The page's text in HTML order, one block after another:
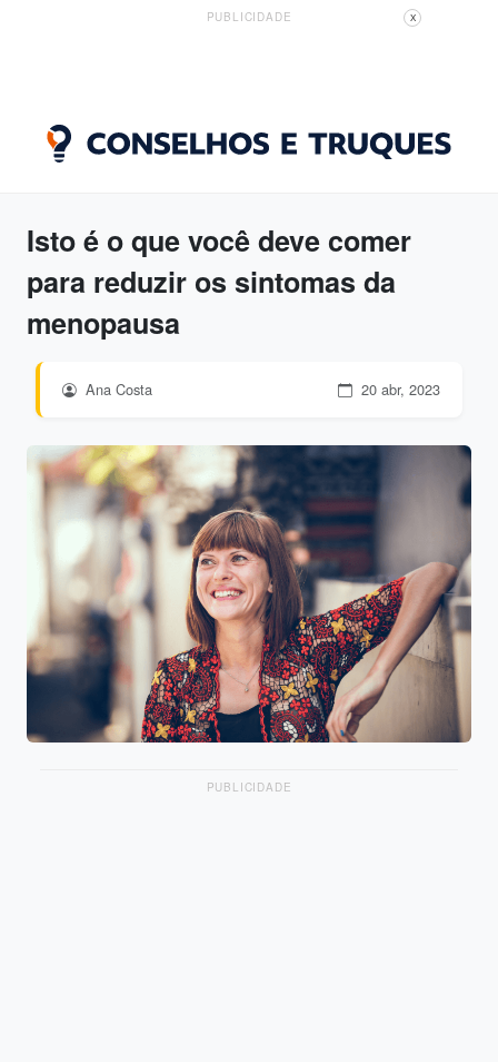
PUBLICIDADE X
Isto é o que você deve comer
para reduzir os sintomas da
menopausa
Ana Costa 20 abr, 2023
PUBLICIDADE